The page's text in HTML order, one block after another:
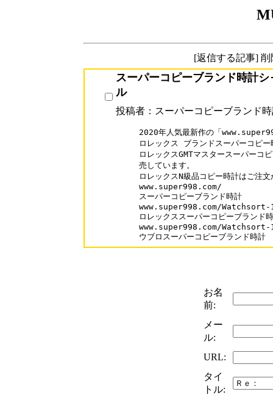
[返信する記事]
スーパーコピーブランド時計シ
ル
投稿者：スーパーコピーブランド
2020年人気最新作の「
ロレックス ブランドスーパーコピ
ロレックスGMTマスタースーパーコ
売しています。
ロレックスN級品コピー時計はご注
www.super998.com/
スーパーコピーブランド時計
www.super998.com/
ロレックススーパーコピーブランド
www.super998.com/
ウブロスーパーコピーブランド時計
お名
前:
メー
ル:
URL:
タイ
トル: